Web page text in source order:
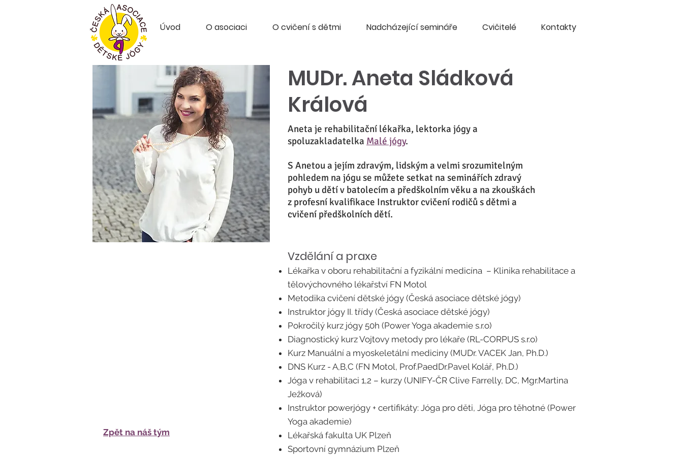
Úvod O asociaci O cvičení s dětmi Nadcházející semináře Cvičitelé Kontakty
MUDr. Aneta Sládková
Králová
Aneta je rehabilitační lékařka, lektorka jógy a
spoluzakladatelka Malé jógy.
S Anetou a jejím zdravým, lidským a velmi srozumitelným
pohledem na jógu se můžete setkat na seminářích zdravý
pohyb u dětí v batolecím a předškolním věku a na zkouškách
z profesní kvalifikace Instruktor cvičení rodičů s dětmi a
cvičení předškolních dětí.
Zpět na náš tým
Vzdělání a praxe
Lékařka v oboru rehabilitační a fyzikální medicína – Klinika rehabilitace a
tělovýchovného lékařství FN Motol
Metodika cvičení dětské jógy (Česká asociace dětské jógy)
Instruktor jógy II. třídy (Česká asociace dětské jógy)
Pokročilý kurz jógy 50h (Power Yoga akademie s.r.o)
Diagnostický kurz Vojtovy metody pro lékaře (RL-CORPUS s.r.o)
Kurz Manuální a myoskeletální mediciny (MUDr. VACEK Jan, Ph.D.)
DNS Kurz - A,B,C (FN Motol, Prof.PaedDr.Pavel Kolář, Ph.D.)
Jóga v rehabilitaci 1,2 – kurzy (UNIFY-ČR Clive Farrelly, DC, Mgr.Martina
Ježková)
Instruktor powerjógy + certifikáty: Jóga pro děti, Jóga pro těhotné (Power
Yoga akademie)
Lékařská fakulta UK Plzeň
Sportovní gymnázium Plzeň